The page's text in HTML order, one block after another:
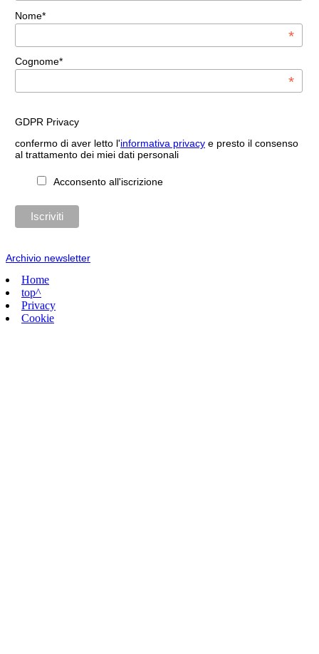
Nome*
*
Cognome*
*
GDPR Privacy
confermo di aver letto l'informativa privacye presto il consenso
al trattamento dei miei dati personali
Acconsento all'iscrizione
Archivio newsletter
Home
top^
Privacy
Cookie